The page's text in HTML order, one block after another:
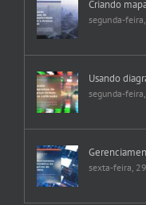
Criando
segunda-
Usando
segunda-
sexta-feira,